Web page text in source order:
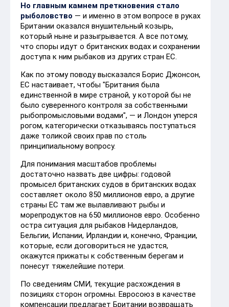
Но главным камнем преткновения стало
рыболовство — и именно в этом вопросе в руках
Британии оказался внушительный козырь,
который ныне и разыгрывается. А все потому,
что споры идут о британских водах и сохранении
доступа к ним рыбаков из других стран ЕС.
Как по этому поводу высказался Борис Джонсон,
ЕС настаивает, чтобы "Британия была
единственной в мире страной, у которой бы не
было суверенного контроля за собственными
рыбопромысловыми водами", — и Лондон уперся
рогом, категорически отказываясь поступаться
даже толикой своих прав по столь
принципиальному вопросу.
Для понимания масштабов проблемы
достаточно назвать две цифры: годовой
промысел британских судов в британских водах
составляет около 850 миллионов евро, а другие
страны ЕС там же вылавливают рыбы и
морепродуктов на 650 миллионов евро. Особенно
остра ситуация для рыбаков Нидерландов,
Бельгии, Испании, Ирландии и, конечно, Франции,
которые, если договориться не удастся,
окажутся прижаты к собственным берегам и
понесут тяжелейшие потери.
По сведениям СМИ, текущие расхождения в
позициях сторон огромны. Евросоюз в качестве
компенсации предлагает Британии возвращать